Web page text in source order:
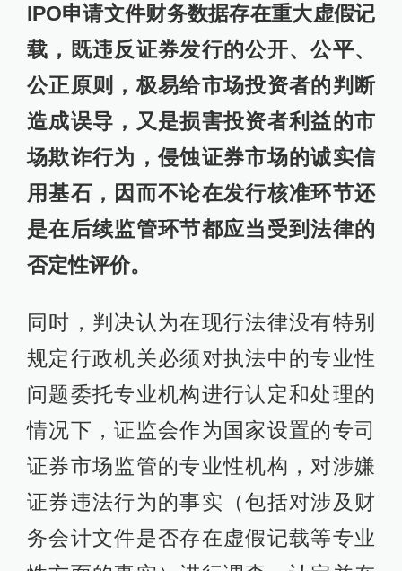
IPO申请文件财务数据存在重大虚假记
载，既违反证券发行的公开、公平、
公正原则，极易给市场投资者的判断
造成误导，又是损害投资者利益的市
场欺诈行为，侵蚀证券市场的诚实信
用基石，因而不论在发行核准环节还
是在后续监管环节都应当受到法律的
否定性评价。
同时，判决认为在现行法律没有特别
规定行政机关必须对执法中的专业性
问题委托专业机构进行认定和处理的
情况下，证监会作为国家设置的专司
证券市场监管的专业性机构，对涉嫌
证券违法行为的事实（包括对涉及财
务会计文件是否存在虚假记载等专业